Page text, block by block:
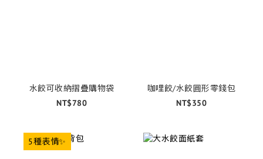
水餃可收納摺疊購物袋
NT$780
咖哩餃/水餃圓形零錢包
NT$350
5種表情✨